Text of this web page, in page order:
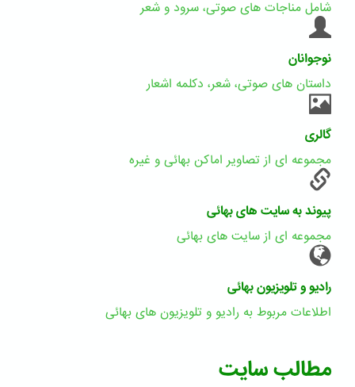
شامل مناجات های صوتی، سرود و شعر
نوجوانان
داستان های صوتی، شعر، دکلمه اشعار
گالری
مجموعه ای از تصاویر اماکن بهائی و غیره
پیوند به سایت های بهائی
مجموعه ای از سایت های بهائی
رادیو و تلویزیون بهائی
اطلاعات مربوط به رادیو و تلویزیون های بهائی
مطالب سایت